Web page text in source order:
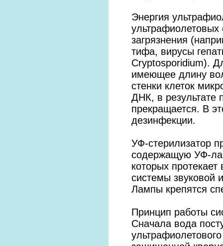
Энергия
ультрафиолетовых
загрязнения
тифа, вирусы
Cryptosporidium).
имеющее длину
стенки клеток
ДНК, в результате
прекращается. В
дезинфекции.
УФ-стерилизатор
содержащую УФ-
которых
системы звуковой
Лампы крепятся
Принцип работы
Сначала вода